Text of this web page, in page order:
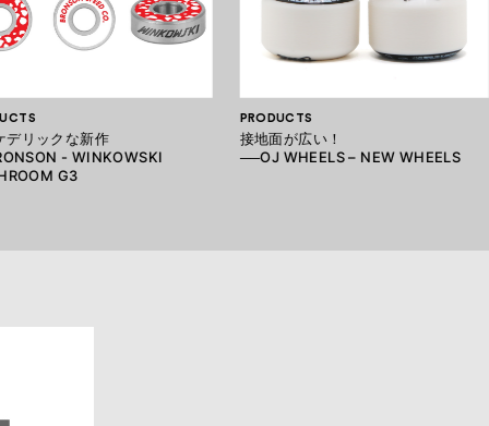
デリックな新作
- WINKOWSKI
G3
PRODUCTS
接地面が広い！
──OJ WHEELS – NEW WHEELS